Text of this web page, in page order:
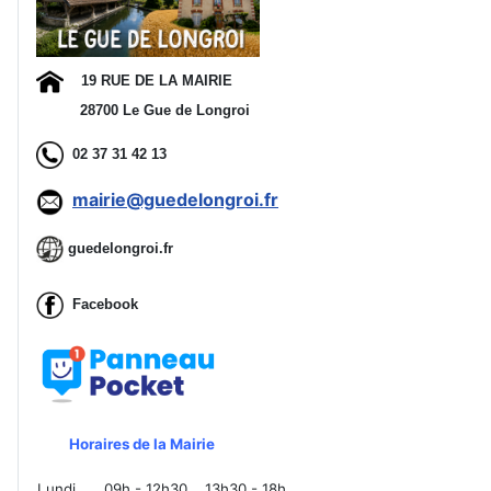
19 RUE DE LA MAIRIE
28700 Le Gue de Longroi
02 37 31 42 13
mairie@guedelongroi.fr
guedelongroi.fr
Facebook
Horaires de la Mairie